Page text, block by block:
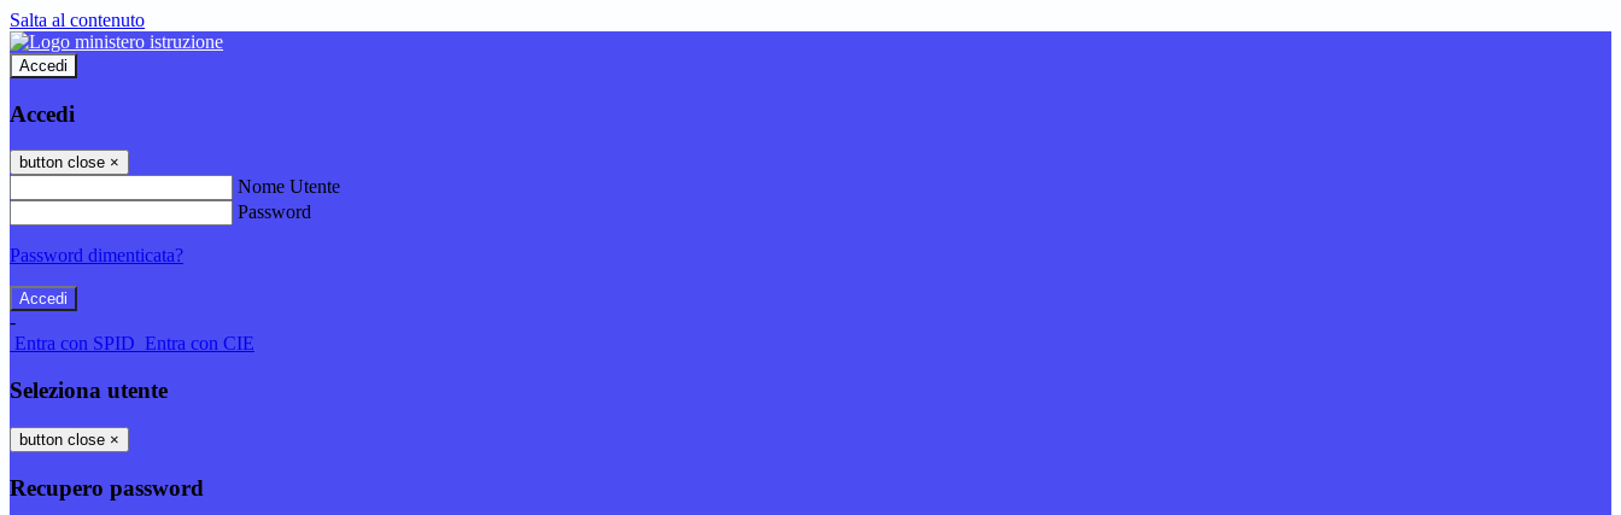
Salta al contenuto
Accedi
Accedi
button close ×
Nome Utente
Password
Password dimenticata?
-
Entra con SPID Entra con CIE
Seleziona utente
button close ×
Recupero password